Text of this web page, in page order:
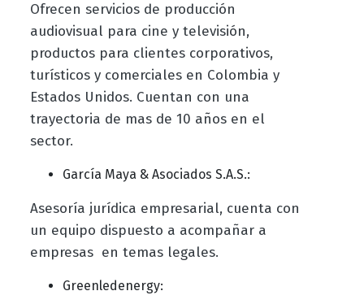
Ofrecen servicios de producción
audiovisual para cine y televisión,
productos para clientes corporativos,
turísticos y comerciales en Colombia y
Estados Unidos. Cuentan con una
trayectoria de mas de 10 años en el
sector.
García Maya & Asociados S.A.S.:
Asesoría jurídica empresarial, cuenta con
un equipo dispuesto a acompañar a
empresas en temas legales.
Greenledenergy: